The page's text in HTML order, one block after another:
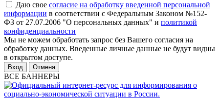
Даю свое согласие на обработку введенной персональной
информации в соответствии с Федеральным Законом №152-
ФЗ от 27.07.2006 "О персональных данных" и политикой
конфиденциальности
Мы не можем обработать запрос без Вашего согласия на
обработку данных. Введенные личные данные не будут видны
в открытом доступе.
Отмена
ВСЕ БАННЕРЫ